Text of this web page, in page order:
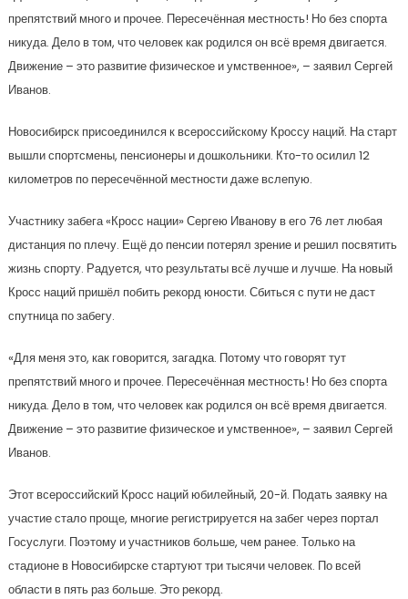
препятствий много и прочее. Пересечённая местность! Но без спорта
никуда. Дело в том, что человек как родился он всё время двигается.
Движение – это развитие физическое и умственное», – заявил Сергей
Иванов.
Новосибирск присоединился к всероссийскому Кроссу наций. На старт
вышли спортсмены, пенсионеры и дошкольники. Кто-то осилил 12
километров по пересечённой местности даже вслепую.
Участнику забега «Кросс нации» Сергею Иванову в его 76 лет любая
дистанция по плечу. Ещё до пенсии потерял зрение и решил посвятить
жизнь спорту. Радуется, что результаты всё лучше и лучше. На новый
Кросс наций пришёл побить рекорд юности. Сбиться с пути не даст
спутница по забегу.
«Для меня это, как говорится, загадка. Потому что говорят тут
препятствий много и прочее. Пересечённая местность! Но без спорта
никуда. Дело в том, что человек как родился он всё время двигается.
Движение – это развитие физическое и умственное», – заявил Сергей
Иванов.
Этот всероссийский Кросс наций юбилейный, 20-й. Подать заявку на
участие стало проще, многие регистрируется на забег через портал
Госуслуги. Поэтому и участников больше, чем ранее. Только на
стадионе в Новосибирске стартуют три тысячи человек. По всей
области в пять раз больше. Это рекорд.